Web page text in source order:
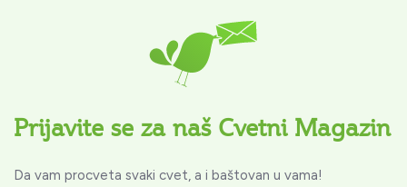
Prijavite se za naš Cvetni Magazin
Da vam procveta svaki cvet, a i baštovan u vama!